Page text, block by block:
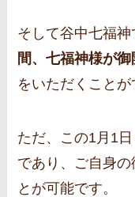
そして谷中七福神
間、七福神様が御
をいただくことが
ただ、この1月1
であり、ご自身
とが可能です。